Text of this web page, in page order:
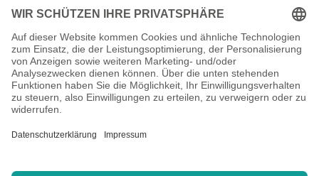
Besuch uns auch aufInstagram
Info
Über uns